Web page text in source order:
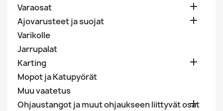
Varaosat

Ajovarusteet ja suojat 
Varikolle
Jarrupalat
Karting

Mopot ja Katupyörät
Muu vaatetus
Ohjaustangot ja muut ohjaukseen liittyvät osat
